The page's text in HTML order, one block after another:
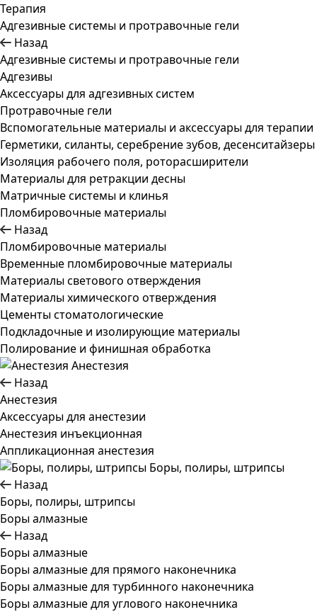
Терапия
Адгезивные системы и протравочные гели
Назад
Адгезивные системы и протравочные гели
Адгезивы
Аксессуары для адгезивных систем
Протравочные гели
Вспомогательные материалы и аксессуары для терапии
Герметики, силанты, серебрение зубов, десенситайзеры
Изоляция рабочего поля, роторасширители
Материалы для ретракции десны
Матричные системы и клинья
Пломбировочные материалы
Назад
Пломбировочные материалы
Временные пломбировочные материалы
Материалы светового отверждения
Материалы химического отверждения
Цементы стоматологические
Подкладочные и изолирующие материалы
Полирование и финишная обработка
Анестезия
Назад
Анестезия
Аксессуары для анестезии
Анестезия инъекционная
Аппликационная анестезия
Боры, полиры, штрипсы
Назад
Боры, полиры, штрипсы
Боры алмазные
Назад
Боры алмазные
Боры алмазные для прямого наконечника
Боры алмазные для турбинного наконечника
Боры алмазные для углового наконечника